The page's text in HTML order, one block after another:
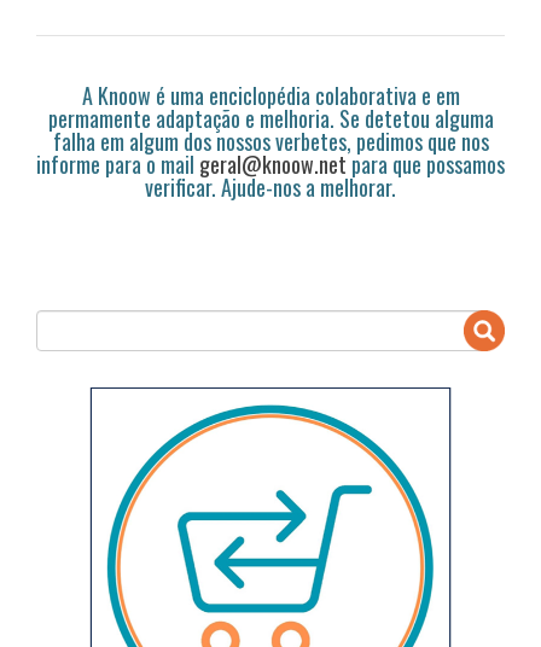
A Knoow é uma enciclopédia colaborativa e em
permamente adaptação e melhoria. Se detetou alguma
falha em algum dos nossos verbetes, pedimos que nos
informe para o mail geral@knoow.netpara que possamos
verificar. Ajude-nos a melhorar.